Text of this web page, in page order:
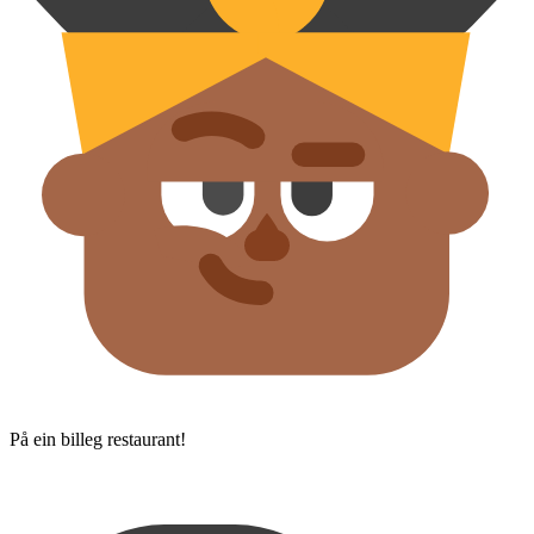
På ein billeg restaurant!